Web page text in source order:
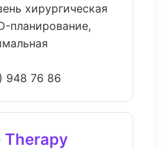
хирургическая
планирование,
948 76 86
Therapy